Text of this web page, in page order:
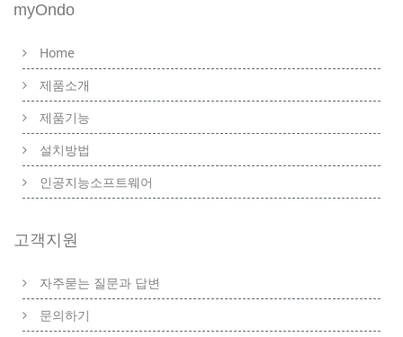
myOndo
Home
제품소개
제품기능
설치방법
인공지능소프트웨어
고객지원
자주묻는 질문과 답변
문의하기